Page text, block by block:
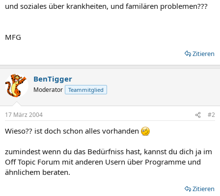
und soziales über krankheiten, und familären problemen???
MFG
Zitieren
BenTigger
Moderator Teammitglied
17 März 2004 #2
Wieso?? ist doch schon alles vorhanden
zumindest wenn du das Bedürfniss hast, kannst du dich ja im
Off Topic Forum mit anderen Usern über Programme und
ähnlichem beraten.
Zitieren